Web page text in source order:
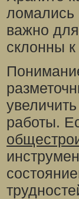
ломались
важно
склонны
работы.